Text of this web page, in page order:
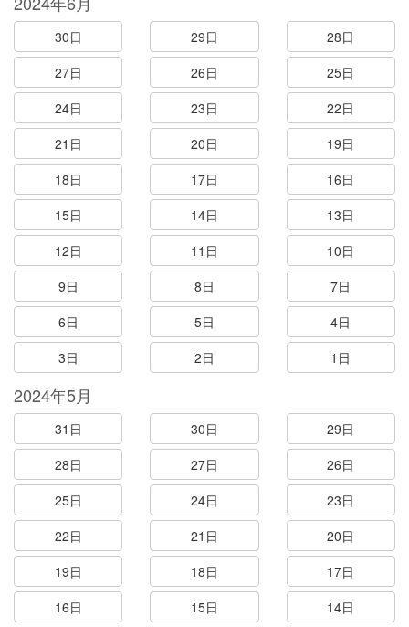
30日 29日
28日
27日
26日
25日
24日
23日
22日
21日
20日
19日
18日
17日
16日
15日
14日
13日
12日
11日
10日
9日
8日
7日
6日
5日
4日
3日
2日 1日
2024年5月
31日 30日
29日
28日
27日
26日
25日
24日
23日
22日
21日
20日
19日
18日
17日
16日
15日
14日